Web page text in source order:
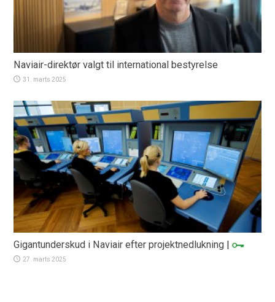
Naviair-direktør valgt til international bestyrelse
31. marts 2025
Gigantunderskud i Naviair efter projektnedlukning |
27. marts 2025